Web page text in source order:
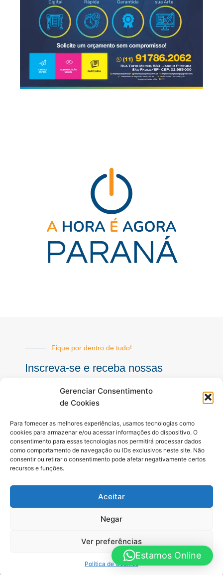
Gerenciar Consentimento
de Cookies
Para fornecer as melhores experiências, usamos tecnologias como
cookies para armazenar e/ou acessar informações do dispositivo. O
consentimento para essas tecnologias nos permitirá processar dados
como comportamento de navegação ou IDs exclusivos neste site. Não
consentir ou retirar o consentimento pode afetar negativamente certos
recursos e funções.
Aceitar
Negar
Ver preferências
Política de Cookies
Fique por dentro de tudo!
Inscreva-se e receba nossas
mail
INSCREVER
a
o
I
n
s
t
g
r
a
m
o
b
Todos os direitos reservados. A Hora é Agora Paraná © 2025 -
Desenvolvido por Hosting Prime Brasil - 0800 111 0109
Estamos Online